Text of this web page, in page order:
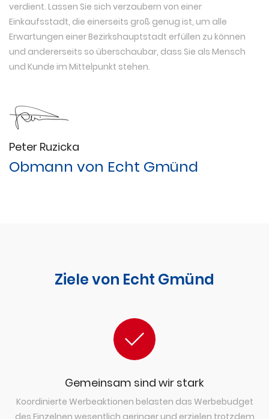
verdient. Lassen Sie sich verzaubern von einer
Einkaufsstadt, die einerseits groß genug ist, um alle
Erwartungen einer Bezirkshauptstadt erfüllen zu können
und andererseits so überschaubar, dass Sie als Mensch
und Kunde im Mittelpunkt stehen.
Peter Ruzicka
Obmann von Echt Gmünd
Ziele von Echt Gmünd
Gemeinsam sind wir stark
Koordinierte Werbeaktionen belasten das Werbebudget